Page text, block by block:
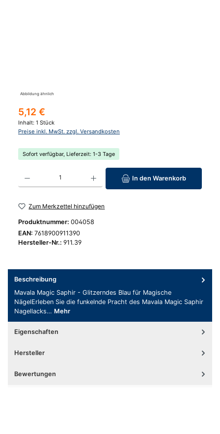
Abbildung ähnlich
Regulärer Preis:
5,12 €
Inhalt: 1 Stück
Preise inkl. MwSt. zzgl. Versandkosten
Sofort verfügbar, Lieferzeit: 1-3 Tage
Produkt Anzahl: Gib den gewünschten Wert ein oder benutze die
In den Warenkorb
Zum Merkzettel hinzufügen
Produktnummer: 004058
EAN: 7618900911390
Hersteller-Nr.: 911.39
Beschreibung
Mavala Magic Saphir - Glitzerndes Blau für Magische
NägelErleben Sie die funkelnde Pracht des Mavala Magic Saphir
Nagellacks… Mehr
Eigenschaften
Hersteller
Bewertungen